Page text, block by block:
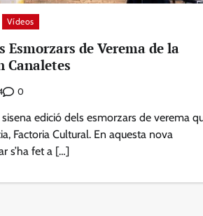
Vídeos
Esmorzars de Verema de la
Canaletes
0
edició dels esmorzars de verema
Factoria Cultural. En aquesta nova
s’ha fet a […]